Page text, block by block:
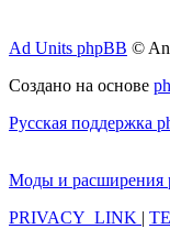
Ad Units phpBB ©
Создано на основе
Русская поддержка
Моды и расширения
PRIVACY_LINK |